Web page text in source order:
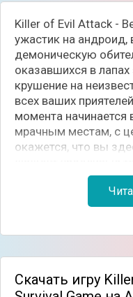
Killer of Evil Attack -
ужастик на андроид,
демоническую
оказавшихся в
крушение на
всех ваших
момента начинается
мрачным местам, с
окажется, что вы
вашему следу. Вы
обрядов и других
пленников и
Скачать игру